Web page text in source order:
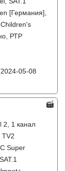
[Германия],
РТР
05-08
2, 1 канал
Super